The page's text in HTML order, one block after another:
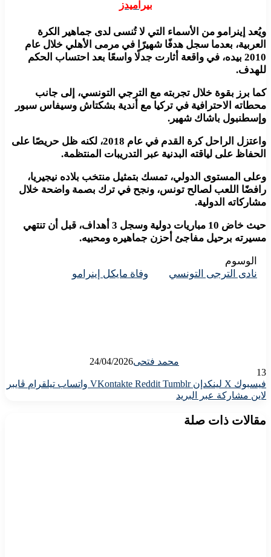
بيراميدز
ويُعد إينرامو من الأسماء التي لا تُنسى لدى جماهير الكرة
العربية، بعدما سجل هدفًا شهيرًا في مرمى الأهلي خلال عام
2010 بيده، في واقعة أثارت جدلًا واسعًا بعد احتساب الحكم
للهدف.
كما برز بقوة خلال تجربته مع الترجي التونسي، إلى جانب
محطاته الاحترافية في تركيا مع أندية بشكتاش وسيفاس سبور
وإسطنبول باشاك شهير.
واعتزل الراحل كرة القدم في عام 2018، لكنه ظل حريصًا على
الحفاظ على لياقته البدنية عبر التدريبات المنتظمة.
وعلى المستوى الدولي، تمسك بتمثيل منتخب بلاده نيجيريا،
رافضًا اللعب لصالح تونس، ونجح في ترك بصمة واضحة خلال
مشاركاته الدولية.
حيث خاض 10 مباريات دولية وسجل 3 أهداف، قبل أن تنتهي
مسيرته برحيل مفاجئ أحزن جماهيره ومحبيه.
الوسوم
نادى الترجى التونسي
وفاة مايكل إينرامو
محمد فتحى24/04/2026
13
فيسبوك X لينكدإن واتساب تيلقرام ڤايبر
لاين مشاركة عبر البريد
مقالات ذات صلة